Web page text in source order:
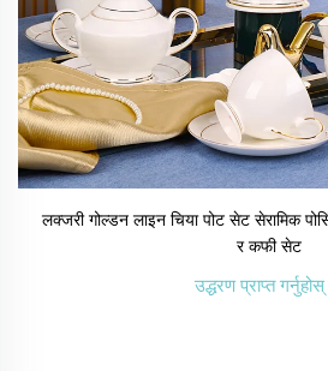
लक्जरी गोल्डन लाइन चिया पोट सेट सेरामिक
र कफी सेट
उद्धरण प्राप्त गर्नुहोस्